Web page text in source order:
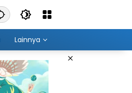
Lainnya
×